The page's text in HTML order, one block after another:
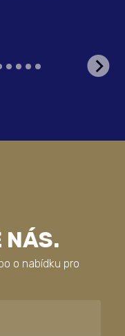
NÁS.
o nabídku pro